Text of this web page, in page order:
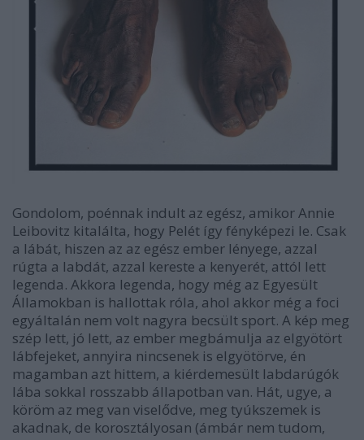
Gondolom, poénnak indult az egész, amikor Annie
Leibovitz kitalálta, hogy Pelét így fényképezi le. Csak
a lábát, hiszen az az egész ember lényege, azzal
rúgta a labdát, azzal kereste a kenyerét, attól lett
legenda. Akkora legenda, hogy még az Egyesült
Államokban is hallottak róla, ahol akkor még a foci
egyáltalán nem volt nagyra becsült sport. A kép meg
szép lett, jó lett, az ember megbámulja az elgyötört
lábfejeket, annyira nincsenek is elgyötörve, én
magamban azt hittem, a kiérdemesült labdarúgók
lába sokkal rosszabb állapotban van. Hát, ugye, a
köröm az meg van viselődve, meg tyúkszemek is
akadnak, de korosztályosan (ámbár nem tudom,